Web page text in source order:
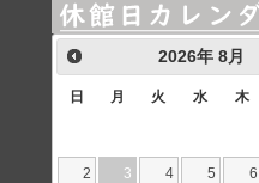
2026年8月
日 月 火 水 木
2 3 4 5 6